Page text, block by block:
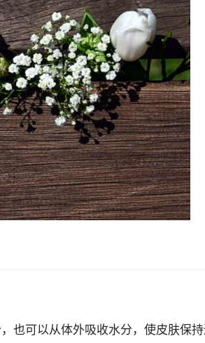
可以从体外吸收水分，使皮肤保